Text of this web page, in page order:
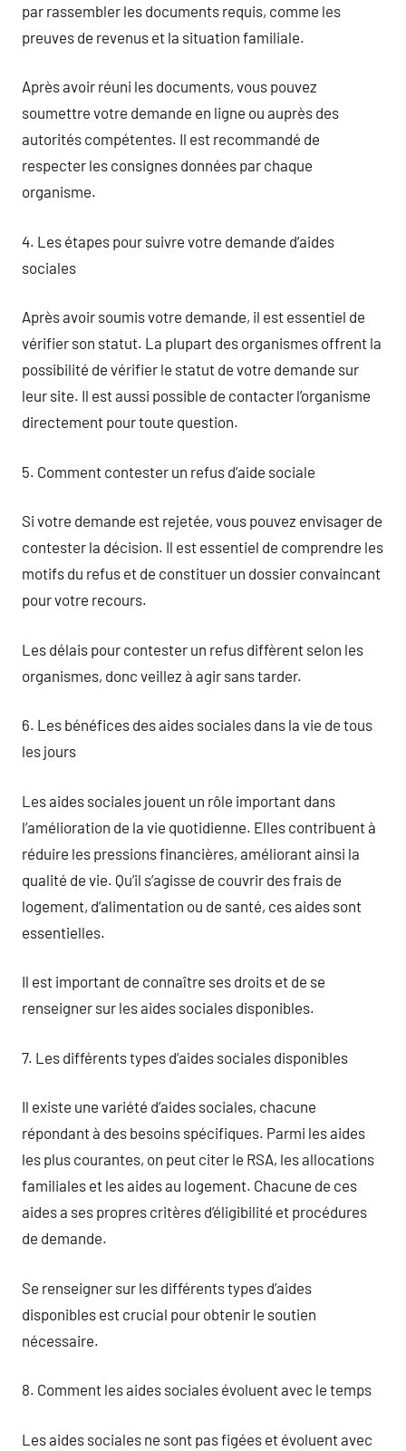
par rassembler les documents requis, comme les
preuves de revenus et la situation familiale.
Après avoir réuni les documents, vous pouvez
soumettre votre demande en ligne ou auprès des
autorités compétentes. Il est recommandé de
respecter les consignes données par chaque
organisme.
4. Les étapes pour suivre votre demande d’aides
sociales
Après avoir soumis votre demande, il est essentiel de
vérifier son statut. La plupart des organismes offrent la
possibilité de vérifier le statut de votre demande sur
leur site. Il est aussi possible de contacter l’organisme
directement pour toute question.
5. Comment contester un refus d’aide sociale
Si votre demande est rejetée, vous pouvez envisager de
contester la décision. Il est essentiel de comprendre les
motifs du refus et de constituer un dossier convaincant
pour votre recours.
Les délais pour contester un refus diffèrent selon les
organismes, donc veillez à agir sans tarder.
6. Les bénéfices des aides sociales dans la vie de tous
les jours
Les aides sociales jouent un rôle important dans
l’amélioration de la vie quotidienne. Elles contribuent à
réduire les pressions financières, améliorant ainsi la
qualité de vie. Qu’il s’agisse de couvrir des frais de
logement, d’alimentation ou de santé, ces aides sont
essentielles.
Il est important de connaître ses droits et de se
renseigner sur les aides sociales disponibles.
7. Les différents types d’aides sociales disponibles
Il existe une variété d’aides sociales, chacune
répondant à des besoins spécifiques. Parmi les aides
les plus courantes, on peut citer le RSA, les allocations
familiales et les aides au logement. Chacune de ces
aides a ses propres critères d’éligibilité et procédures
de demande.
Se renseigner sur les différents types d’aides
disponibles est crucial pour obtenir le soutien
nécessaire.
8. Comment les aides sociales évoluent avec le temps
Les aides sociales ne sont pas figées et évoluent avec